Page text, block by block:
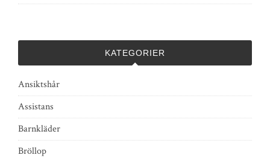
KATEGORIER
Ansiktshår
Assistans
Barnkläder
Bröllop